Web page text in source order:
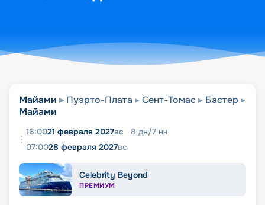
Майами Пуэрто-Плата Сент-Томас
Бастер
Майами
16:0021 февраля 2027вс 8 дн/7 нч
07:0028 февраля 2027вс
Celebrity Beyond
ПРЕМИУМ